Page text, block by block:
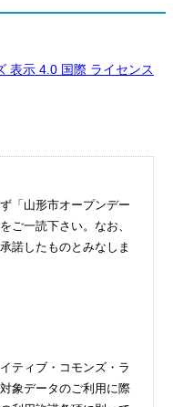
表示 4.0 国際 ライセンス
「山形市オープンデー
ご一読下さい。なお、
諾したものとみなしま
ティブ・コモンズ・ラ
象データのご利用に際